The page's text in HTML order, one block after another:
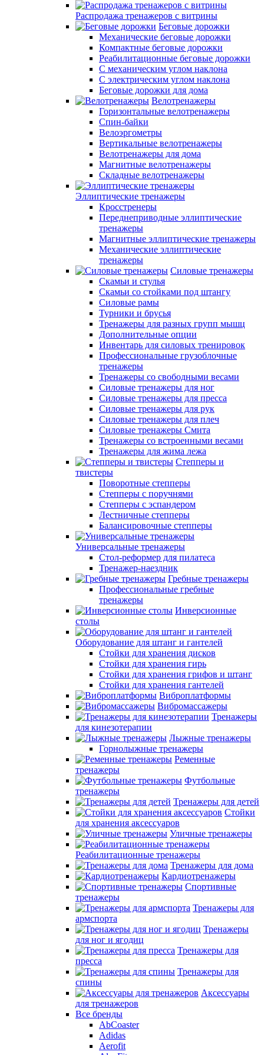
Распродажа тренажеров с витрины
Беговые дорожки
Механические беговые дорожки
Компактные беговые дорожки
Реабилитационные беговые дорожки
С механическим углом наклона
С электрическим углом наклона
Беговые дорожки для дома
Велотренажеры
Горизонтальные велотренажеры
Спин-байки
Велоэргометры
Вертикальные велотренажеры
Велотренажеры для дома
Магнитные велотренажеры
Складные велотренажеры
Эллиптические тренажеры
Кросстренеры
Переднеприводные эллиптические
тренажеры
Магнитные эллиптические тренажеры
Механические эллиптические
тренажеры
Силовые тренажеры
Скамьи и стулья
Скамьи со стойками под штангу
Силовые рамы
Турники и брусья
Тренажеры для разных групп мышц
Дополнительные опции
Инвентарь для силовых тренировок
Профессиональные грузоблочные
тренажеры
Тренажеры со свободными весами
Силовые тренажеры для ног
Силовые тренажеры для пресса
Силовые тренажеры для рук
Силовые тренажеры для плеч
Силовые тренажеры Смита
Тренажеры со встроенными весами
Тренажеры для жима лежа
Степперы и
твистеры
Поворотные степперы
Степперы с поручнями
Степперы с эспандером
Лестничные степперы
Балансировочные степперы
Универсальные тренажеры
Стол-реформер для пилатеса
Тренажер-наездник
Гребные тренажеры
Профессиональные гребные
тренажеры
Инверсионные
столы
Оборудование для штанг и гантелей
Стойки для хранения дисков
Стойки для хранения гирь
Стойки для хранения грифов и штанг
Стойки для хранения гантелей
Виброплатформы
Вибромассажеры
Тренажеры
для кинезотерапии
Лыжные тренажеры
Горнолыжные тренажеры
Ременные
тренажеры
Футбольные
тренажеры
Тренажеры для детей
Стойки
для хранения аксессуаров
Уличные тренажеры
Реабилитационные тренажеры
Тренажеры для дома
Кардиотренажеры
Спортивные
тренажеры
Тренажеры для
армспорта
Тренажеры
для ног и ягодиц
Тренажеры для
пресса
Тренажеры для
спины
Аксессуары
для тренажеров
Все бренды
AbCoaster
Adidas
Aerofit